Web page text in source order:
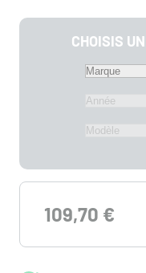
CHOISIS
109,70 €